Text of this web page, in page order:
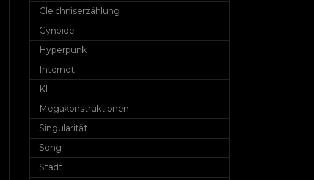
Gleichniserzählung
Gynoide
Hyperpunk
Internet
KI
Megakonstruktionen
Singularität
Song
Stadt